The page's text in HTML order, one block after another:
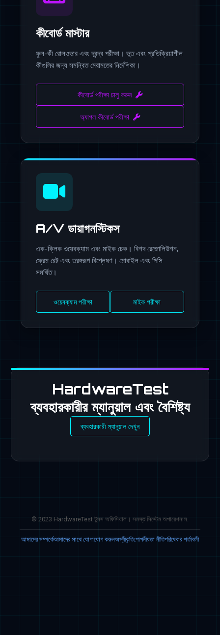
কীবোর্ড মাস্টার
ফুল-কী রোলওভার এবং দ্বন্দ্ব পরীক্ষা। ভূত এবং প্রতিক্রিয়াশীল
কীগুলির জন্য সমন্বিত মেরামতের নির্দেশিকা।
কীবোর্ড পরীক্ষা চালু করুন
অ্যাপল কীবোর্ড পরীক্ষা
A/V ডায়াগনস্টিকস
এক-ক্লিক ওয়েবক্যাম এবং মাইক চেক। বিশদ রেজোলিউশন,
ফ্রেম রেট এবং তরঙ্গরূপ বিশ্লেষণ। মোবাইল এবং পিসি
সমর্থিত।
ওয়েবক্যাম পরীক্ষা মাইক পরীক্ষা
HardwareTest
ব্যবহারকারীর ম্যানুয়াল এবং বৈশিষ্ট্য
ব্যবহারকারী ম্যানুয়াল দেখুন
© 2023 HardwareTest টুলস অফিসিয়াল। সমস্ত সিস্টেম অপারেশনাল.
আমাদের সম্পর্কেআমাদের সাথে যোগাযোগ করুনঅস্বীকৃতিগোপনীয়তা নীতিপরিষেবার শর্তাবলী